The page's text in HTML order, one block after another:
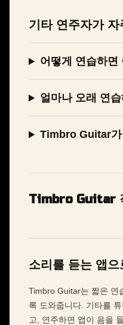
기타 연주자가
어떻게 연습하면
얼마나 오래 연
Timbro Guitar가
Timbro Guitar
소리를 듣는 앱
Timbro Guitar는 짧은 연
록 도와줍니다. 기타를
고, 연주하면 앱이 음을